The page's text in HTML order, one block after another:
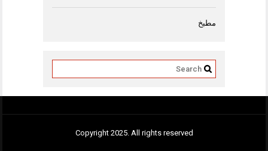
مطبخ
Copyright 2025. All rights reserved